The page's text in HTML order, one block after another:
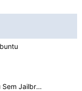
Como usar o iPod Touch se tenho Ubuntu Sem Jailbreak